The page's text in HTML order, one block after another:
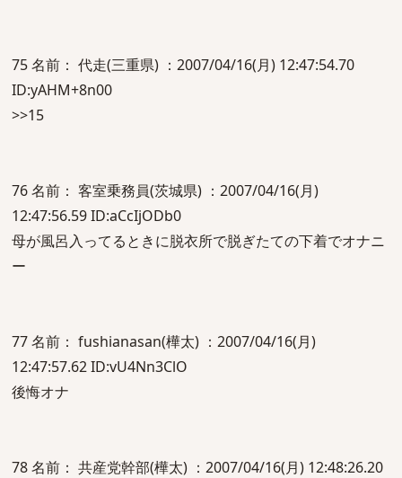
75 名前： 代走(三重県) ：2007/04/16(月) 12:47:54.70
ID:yAHM+8n00
>>15
76 名前： 客室乗務員(茨城県) ：2007/04/16(月)
12:47:56.59 ID:aCcIjODb0
母が風呂入ってるときに脱衣所で脱ぎたての下着でオナニ
ー
77 名前： fushianasan(樺太) ：2007/04/16(月)
12:47:57.62 ID:vU4Nn3ClO
後悔オナ
78 名前： 共産党幹部(樺太) ：2007/04/16(月) 12:48:26.20